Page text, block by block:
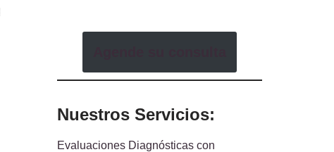
Nuestros Servicios:
Evaluaciones Diagnósticas con